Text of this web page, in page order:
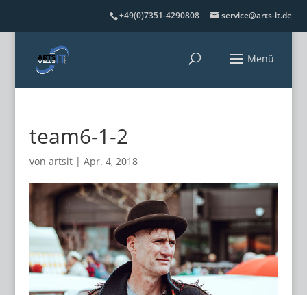
+49(0)7351-4290808 service@arts-it.de
team6-1-2
von artsit| Apr. 4, 2018